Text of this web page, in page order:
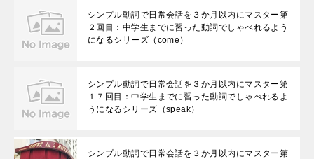
シンプル動詞で日常会話を３か月以内にマスター第
２回目：中学生までに習った動詞でしゃべれるよう
になるシリーズ（come）
シンプル動詞で日常会話を３か月以内にマスター第
１７回目：中学生までに習った動詞でしゃべれるよ
うになるシリーズ（speak）
シンプル動詞で日常会話を３か月以内にマスター第